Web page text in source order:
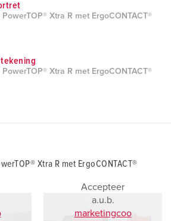
Xtra R met ErgoCONTACT®
Xtra R met ErgoCONTACT®
Xtra R met ErgoCONTACT®
Accepteer
a.u.b.
marketingcoo